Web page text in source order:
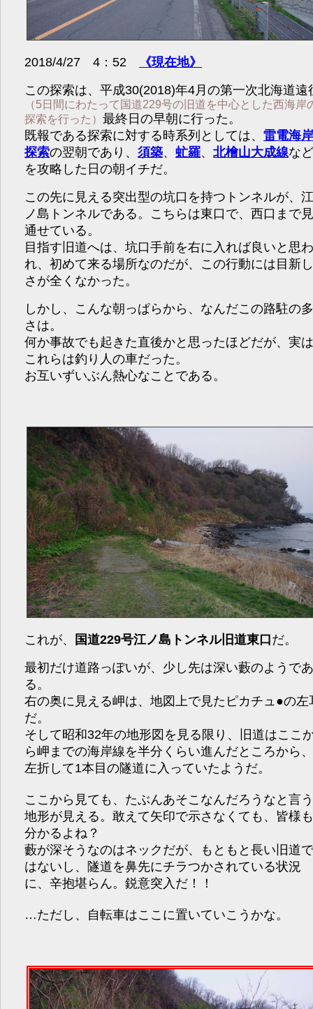
2018/4/27 4：52
《現在地》
この探索は、平成30(2018)年4月の第一次北海道遠
（5日間にわたって国道229号の旧道を中心とした西海岸
探索を行った）最終日の早朝に行った。
既報である探索に対する時系列としては、雷電海
探索の翌朝であり、須築、虻羅、北檜山大成線な
を攻略した日の朝イチだ。
この先に見える突出型の坑口を持つトンネルが、
ノ島トンネルである。こちらは東口で、西口まで
通せている。
目指す旧道へは、坑口手前を右に入れば良いと思
れ、初めて来る場所なのだが、この行動には目新
さが全くなかった。
しかし、こんな朝っぱらから、なんだこの路駐の
さは。
何か事故でも起きた直後かと思ったほどだが、実
これらは釣り人の車だった。
お互いずいぶん熱心なことである。
これが、 国道229号江ノ島トンネル旧道東口 だ。
最初だけ道路っぽいが、少し先は深い藪のようで
る。
右の奥に見える岬は、地図上で見たピカチュ●の左
だ。
そして昭和32年の地形図を見る限り、旧道はここ
ら岬までの海岸線を半分くらい進んだところから
左折して1本目の隧道に入っていたようだ。
ここから見ても、たぶんあそこなんだろうなと言
地形が見える。敢えて矢印で示さなくても、皆様
分かるよね？
藪が深そうなのはネックだが、もともと長い旧道
はないし、隧道を鼻先にチラつかされている状況
に、辛抱堪らん。鋭意突入だ！！
…ただし、自転車はここに置いていこうかな。